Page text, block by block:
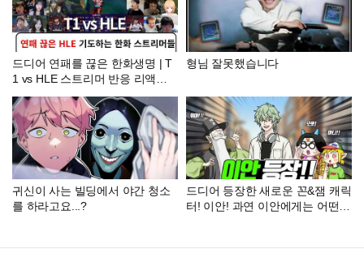
드디어 연패를 끊은 한화생명 | T
1 vs HLE 스트리머 반응 리액션
모음 2026 LCK
형님 잘못했습니다
귀신이 사는 빌딩에서 야간 청소
를 하라고요...?
드디어 등장한 새로운 꼰&잼 캐릭
터! 이안! 과연 이안에게는 어떤